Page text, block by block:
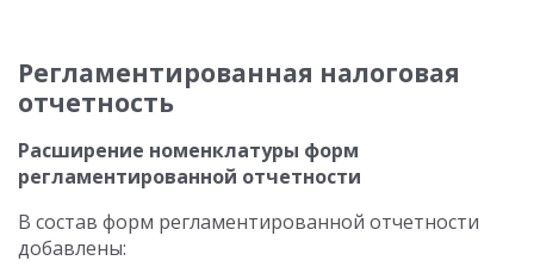
Регламентированная налоговая
отчетность
Расширение номенклатуры форм
регламентированной отчетности
В состав форм регламентированной отчетности
добавлены: